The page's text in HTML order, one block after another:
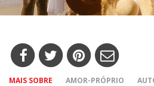
MAIS SOBRE AMOR-PRÓPRIO